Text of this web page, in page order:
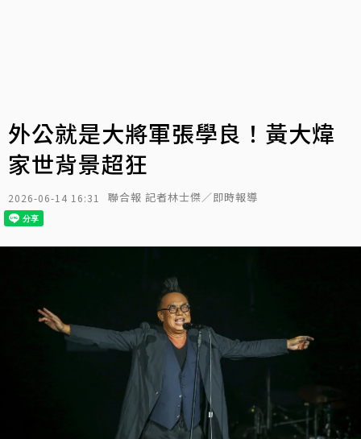
外公就是大將軍張學良！黃大煒
家世背景超狂
2026-06-14 16:31 聯合報 記者林士傑／即時報導